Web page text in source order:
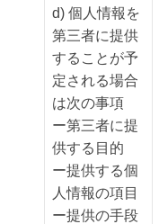
d) 個人情報を
第三者に提供
することが予
定される場合
は次の事項
ー第三者に提
供する目的
ー提供する個
人情報の項目
ー提供の手段